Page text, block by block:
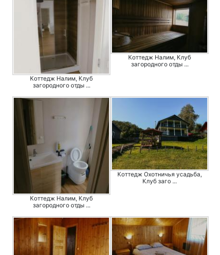
Коттедж Налим, Клуб
загородного отды ...
Коттедж Налим, Клуб
загородного отды ...
Коттедж Налим, Клуб
загородного отды ...
Коттедж Охотничья усадьба,
Клуб заго ...